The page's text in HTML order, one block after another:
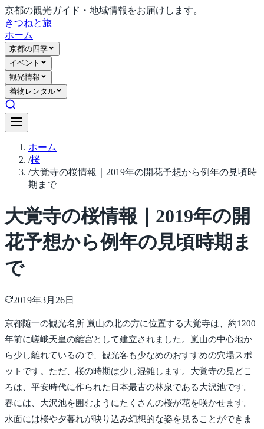
京都の観光ガイド・地域情報をお届けします。
きつねと旅
ホーム
京都の四季
イベント
観光情報
着物レンタル
ホーム
/桜
/大覚寺の桜情報｜2019年の開花予想から例年の見頃時
期まで
大覚寺の桜情報｜2019年の開
花予想から例年の見頃時期ま
で
2019年3月26日
京都随一の観光名所 嵐山の北の方に位置する大覚寺は、約1200
年前に嵯峨天皇の離宮として建立されました。嵐山の中心地か
ら少し離れているので、観光客も少なめのおすすめの穴場スポ
ットです。ただ、桜の時期は少し混雑します。大覚寺の見どこ
ろは、平安時代に作られた日本最古の林泉である大沢池です。
春には、大沢池を囲むようにたくさんの桜が花を咲かせます。
水面には桜や夕暮れが映り込み幻想的な姿を見ることができま